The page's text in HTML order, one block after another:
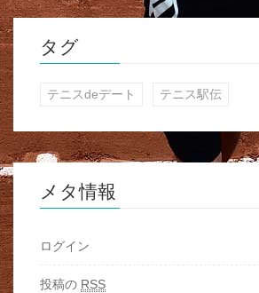
タグ
テニスdeデート テニス駅伝
メタ情報
ログイン
投稿の RSS